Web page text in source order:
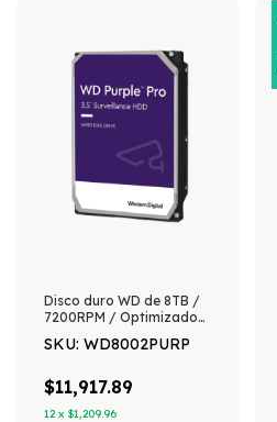
Disco duro WD de 8TB /
7200RPM / Optimizado
inteligente
SKU: WD8002PURP
$11,917.89
12 x $1,209.96